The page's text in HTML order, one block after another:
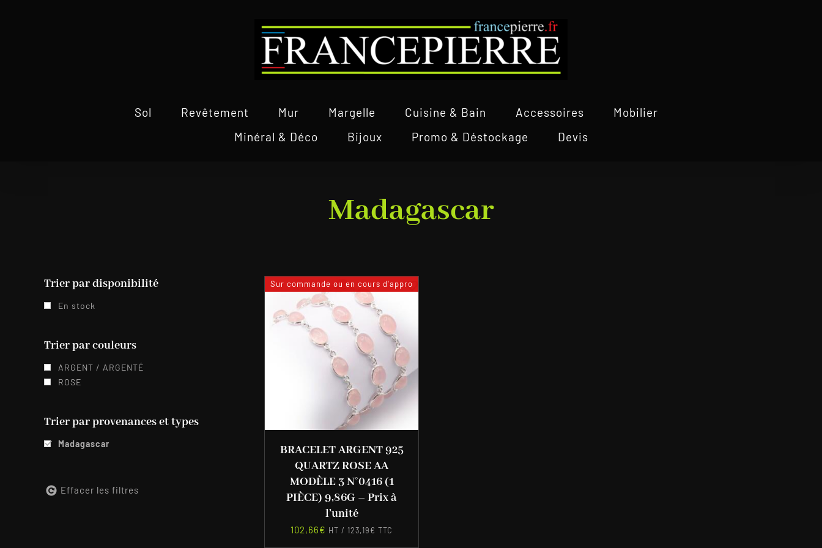
Sol Revêtement Mur Margelle Cuisine & Bain Accessoires
Mobilier
Minéral & Déco
Bijoux Promo & Déstockage Devis
Madagascar
Sur commande ou en cours d'appro
BRACELET ARGENT 925
QUARTZ ROSE AA
MODÈLE 3 N°0416 (1
PIÈCE) 9,86G – Prix à
l’unité
102,66€ HT /123,19€ TTC
Trier par disponibilité
En stock
Trier par couleurs
ARGENT / ARGENTÉ
ROSE
Trier par provenances et types
Madagascar
Effacer les filtres